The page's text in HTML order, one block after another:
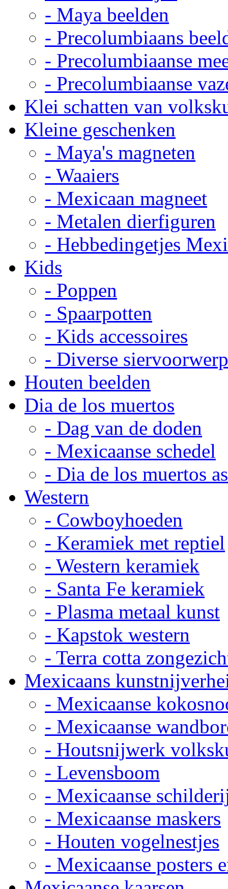
- Maya beelden
- Precolumbiaans
- Precolumbiaanse
- Precolumbiaanse
Klei schatten van
Kleine geschenken
- Maya's magneten
- Waaiers
- Mexicaan magneet
- Metalen dierfiguren
- Hebbedingetjes
Kids
- Poppen
- Spaarpotten
- Kids accessoires
- Diverse
Houten beelden
Dia de los muertos
- Dag van de doden
- Mexicaanse schedel
- Dia de los muertos
Western
- Cowboyhoeden
- Keramiek met reptiel
- Western keramiek
- Santa Fe keramiek
- Plasma metaal kunst
- Kapstok western
- Terra cotta
Mexicaans
- Mexicaanse
- Mexicaanse
- Houtsnijwerk
- Levensboom
- Mexicaanse
- Mexicaanse maskers
- Houten vogelnestjes
- Mexicaanse posters